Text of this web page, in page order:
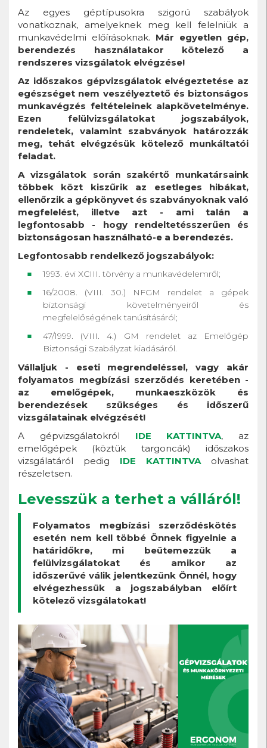
Az egyes géptípusokra szigorú szabályok
vonatkoznak, amelyeknek meg kell felelniük a
munkavédelmi előírásoknak. Már egyetlen gép,
berendezés használatakor kötelező a
rendszeres vizsgálatok elvégzése!
Az időszakos gépvizsgálatok elvégeztetése az
egészséget nem veszélyeztető és biztonságos
munkavégzés feltételeinek alapkövetelménye.
Ezen felülvizsgálatokat jogszabályok,
rendeletek, valamint szabványok határozzák
meg, tehát elvégzésük kötelező munkáltatói
feladat.
A vizsgálatok során szakértő munkatársaink
többek közt kiszűrik az esetleges hibákat,
ellenőrzik a gépkönyvet és szabványoknak való
megfelelést, illetve azt - ami talán a
legfontosabb - hogy rendeltetésszerűen és
biztonságosan használható-e a berendezés.
Legfontosabb rendelkező jogszabályok:
1993. évi XCIII. törvény a munkavédelemről;
16/2008. (VIII. 30.) NFGM rendelet a gépek
biztonsági követelményeiről és
megfelelőségének tanúsításáról;
47/1999. (VIII. 4.) GM rendelet az Emelőgép
Biztonsági Szabályzat kiadásáról.
Vállaljuk - eseti megrendeléssel, vagy akár
folyamatos megbízási szerződés keretében -
az emelőgépek, munkaeszközök és
berendezések szükséges és időszerű
vizsgálatainak elvégzését!
A gépvizsgálatokról IDE KATTINTVA, az
emelőgépek (köztük targoncák) időszakos
vizsgálatáról pedig IDE KATTINTVA olvashat
részeletsen.
Levesszük a terhet a válláról!
Folyamatos megbízási szerződéskötés
esetén nem kell többé Önnek figyelnie a
határidőkre, mi beütemezzük a
felülvizsgálatokat és amikor az
időszerűvé válik jelentkezünk Önnél, hogy
elvégezhessük a jogszabályban előírt
kötelező vizsgálatokat!